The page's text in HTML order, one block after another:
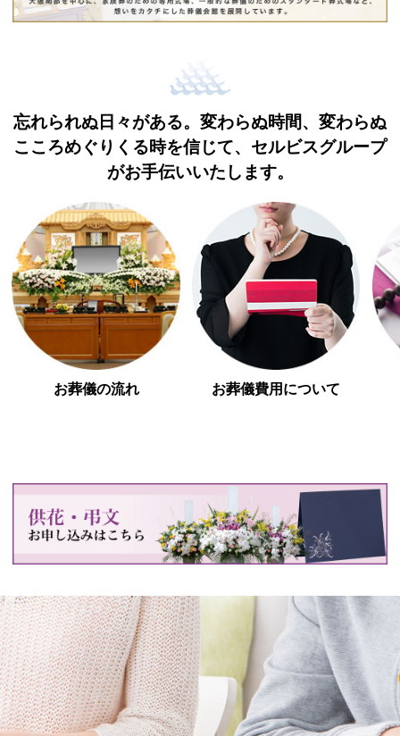
忘れられぬ日々がある。変わらぬ時間、変わらぬ
こころめぐりくる時を信じて、セルビスグループ
がお手伝いいたします。
お葬儀の流れ お葬儀費用について